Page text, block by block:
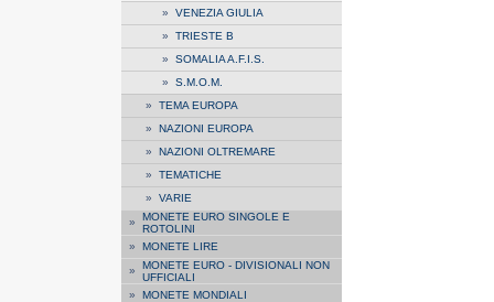
» VENEZIA GIULIA
» TRIESTE B
» SOMALIA A.F.I.S.
» S.M.O.M.
» TEMA EUROPA
» NAZIONI EUROPA
» NAZIONI OLTREMARE
» TEMATICHE
» VARIE
» MONETE EURO SINGOLE E
ROTOLINI
» MONETE LIRE
» MONETE EURO - DIVISIONALI NON
UFFICIALI
» MONETE MONDIALI